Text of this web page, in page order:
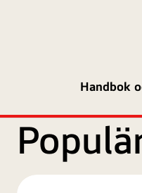
Handbok